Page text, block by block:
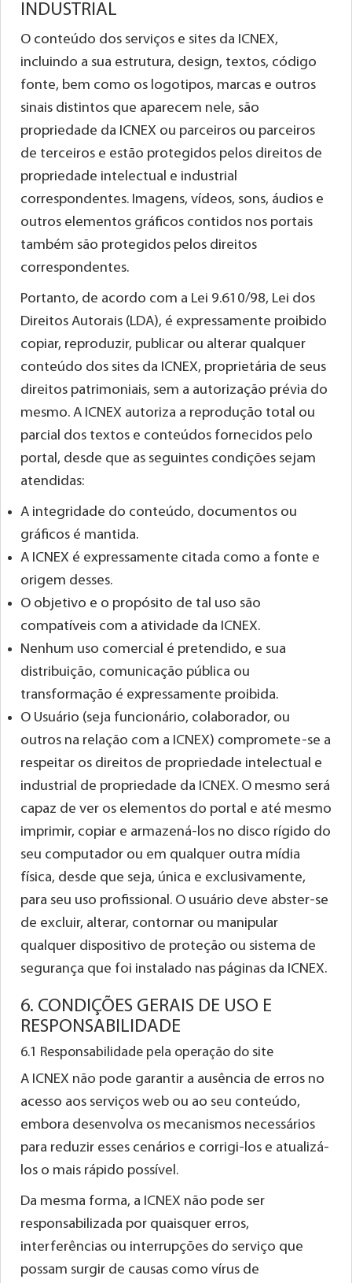
INDUSTRIAL
O conteúdo dos serviços e sites da ICNEX,
incluindo a sua estrutura, design, textos, código
fonte, bem como os logotipos, marcas e outros
sinais distintos que aparecem nele, são
propriedade da ICNEX ou parceiros ou parceiros
de terceiros e estão protegidos pelos direitos de
propriedade intelectual e industrial
correspondentes. Imagens, vídeos, sons, áudios e
outros elementos gráficos contidos nos portais
também são protegidos pelos direitos
correspondentes.
Portanto, de acordo com a Lei 9.610/98, Lei dos
Direitos Autorais (LDA), é expressamente proibido
copiar, reproduzir, publicar ou alterar qualquer
conteúdo dos sites da ICNEX, proprietária de seus
direitos patrimoniais, sem a autorização prévia do
mesmo. A ICNEX autoriza a reprodução total ou
parcial dos textos e conteúdos fornecidos pelo
portal, desde que as seguintes condições sejam
atendidas:
A integridade do conteúdo, documentos ou
gráficos é mantida.
A ICNEX é expressamente citada como a fonte e
origem desses.
O objetivo e o propósito de tal uso são
compatíveis com a atividade da ICNEX.
Nenhum uso comercial é pretendido, e sua
distribuição, comunicação pública ou
transformação é expressamente proibida.
O Usuário (seja funcionário, colaborador, ou
outros na relação com a ICNEX) compromete-se a
respeitar os direitos de propriedade intelectual e
industrial de propriedade da ICNEX. O mesmo será
capaz de ver os elementos do portal e até mesmo
imprimir, copiar e armazená-los no disco rígido do
seu computador ou em qualquer outra mídia
física, desde que seja, única e exclusivamente,
para seu uso profissional. O usuário deve abster-se
de excluir, alterar, contornar ou manipular
qualquer dispositivo de proteção ou sistema de
segurança que foi instalado nas páginas da ICNEX.
6. CONDIÇÕES GERAIS DE USO E
RESPONSABILIDADE
6.1 Responsabilidade pela operação do site
A ICNEX não pode garantir a ausência de erros no
acesso aos serviços web ou ao seu conteúdo,
embora desenvolva os mecanismos necessários
para reduzir esses cenários e corrigi-los e atualizá-
los o mais rápido possível.
Da mesma forma, a ICNEX não pode ser
responsabilizada por quaisquer erros,
interferências ou interrupções do serviço que
possam surgir de causas como vírus de